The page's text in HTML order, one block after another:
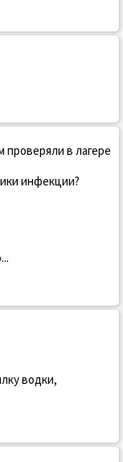
в лагере
инфекции?
водки,